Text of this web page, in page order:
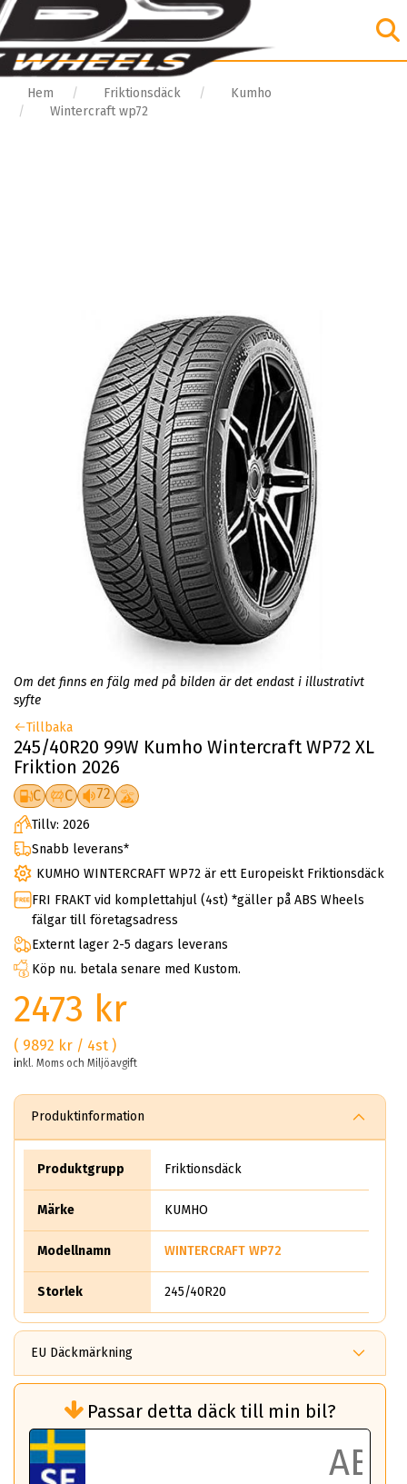
Hem Friktionsdäck
Kumho
Wintercraft wp72
Om det finns en fälg med på bilden är det endast i illustrativt
syfte
Tillbaka
245/40R20 99W Kumho Wintercraft WP72 XL
Friktion 2026
C C 72
Tillv: 2026
Snabb leverans*
KUMHO WINTERCRAFT WP72 är ett Europeiskt Friktionsdäck
FRI FRAKT vid komplettahjul (4st) *gäller på ABS Wheels
fälgar till företagsadress
Externt lager 2-5 dagars leverans
Köp nu. betala senare med Kustom.
2473 kr
( 9892 kr / 4st )
inkl. Moms och Miljöavgift
Produktinformation
Produktgrupp Friktionsdäck
Märke KUMHO
Modellnamn WINTERCRAFT WP72
Storlek 245/40R20
EU Däckmärkning
bränsleförbrukningen)
Det ska vara en betygsskala från klass A
till G för rullmotstånd.
Ett klass A däck kommer ha 6,5% bättre
Passar detta däck till min bil?